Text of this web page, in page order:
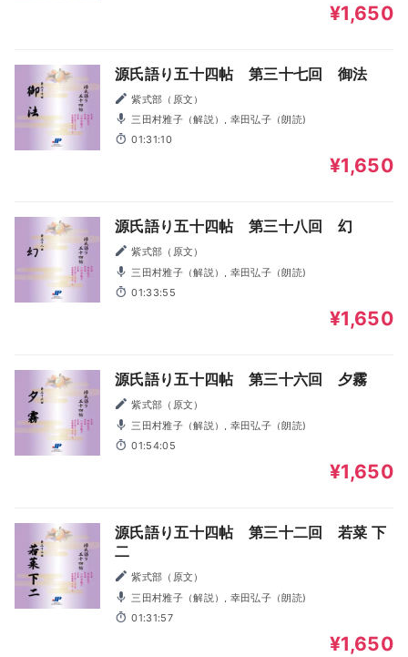
¥1,650
源氏語り五十四帖 第三十七回 御法
紫式部（原文）
三田村雅子（解説）, 幸田弘子（朗読)
01:31:10
¥1,650
源氏語り五十四帖 第三十八回 幻
紫式部（原文）
三田村雅子（解説）, 幸田弘子（朗読)
01:33:55
¥1,650
源氏語り五十四帖 第三十六回 夕霧
紫式部（原文）
三田村雅子（解説）, 幸田弘子（朗読)
01:54:05
¥1,650
源氏語り五十四帖 第三十二回 若菜 下
二
紫式部（原文）
三田村雅子（解説）, 幸田弘子（朗読)
01:31:57
¥1,650